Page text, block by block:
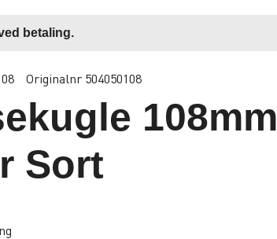
betaling.
Originalnr 504050108
108mm
Sort